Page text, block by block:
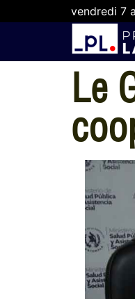
vendredi 7
Le